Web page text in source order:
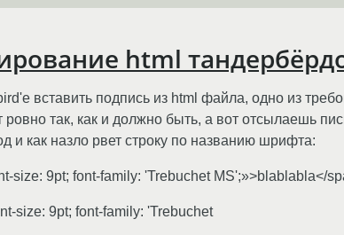
html
вставить подпись из html файла, одно из
так, как и должно быть, а вот отсылаешь
и как назло рвет строку по названию шрифта:
size: 9pt; font-family: 'Trebuchet MS';»>blablabla</
size: 9pt; font-family: 'Trebuchet